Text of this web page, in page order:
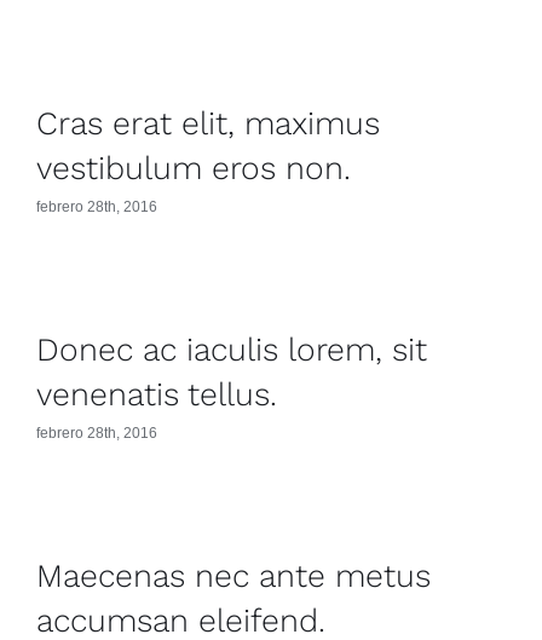
Cras erat elit, maximus
vestibulum eros non.
febrero 28th, 2016
Donec ac iaculis lorem, sit
venenatis tellus.
febrero 28th, 2016
Maecenas nec ante metus
accumsan eleifend.